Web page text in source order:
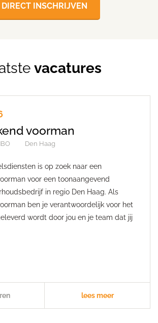
DIRECT INSCHRIJVEN
vacatures
voorman
Den Haag
is op zoek naar een
voor een toonaangevend
in regio Den Haag. Als
ben je verantwoordelijk voor het
wordt door jou en je team dat jij
lees meer